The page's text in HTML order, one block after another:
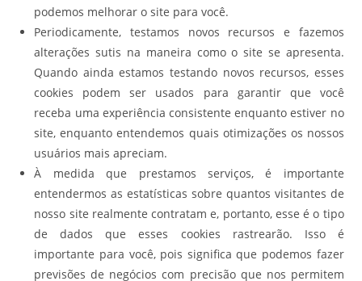
podemos melhorar o site para você.
Periodicamente, testamos novos recursos e fazemos
alterações sutis na maneira como o site se apresenta.
Quando ainda estamos testando novos recursos, esses
cookies podem ser usados para garantir que você
receba uma experiência consistente enquanto estiver no
site, enquanto entendemos quais otimizações os nossos
usuários mais apreciam.
À medida que prestamos serviços, é importante
entendermos as estatísticas sobre quantos visitantes de
nosso site realmente contratam e, portanto, esse é o tipo
de dados que esses cookies rastrearão. Isso é
importante para você, pois significa que podemos fazer
previsões de negócios com precisão que nos permitem